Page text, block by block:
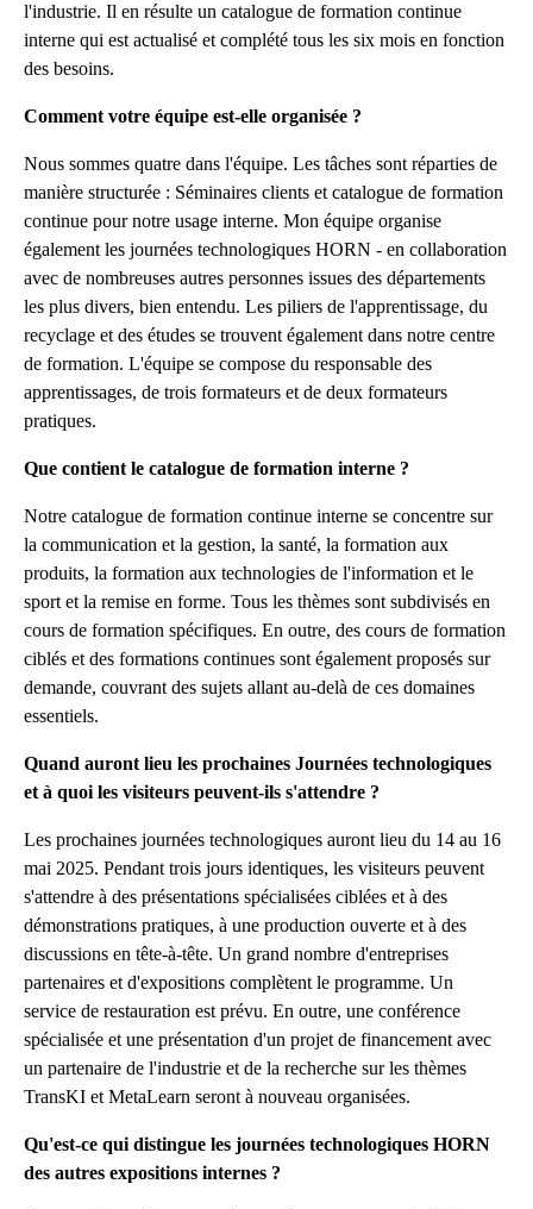
l'industrie. Il en résulte un catalogue de formation continue
interne qui est actualisé et complété tous les six mois en fonction
des besoins.
Comment votre équipe est-elle organisée ?
Nous sommes quatre dans l'équipe. Les tâches sont réparties de
manière structurée : Séminaires clients et catalogue de formation
continue pour notre usage interne. Mon équipe organise
également les journées technologiques HORN - en collaboration
avec de nombreuses autres personnes issues des départements
les plus divers, bien entendu. Les piliers de l'apprentissage, du
recyclage et des études se trouvent également dans notre centre
de formation. L'équipe se compose du responsable des
apprentissages, de trois formateurs et de deux formateurs
pratiques.
Que contient le catalogue de formation interne ?
Notre catalogue de formation continue interne se concentre sur
la communication et la gestion, la santé, la formation aux
produits, la formation aux technologies de l'information et le
sport et la remise en forme. Tous les thèmes sont subdivisés en
cours de formation spécifiques. En outre, des cours de formation
ciblés et des formations continues sont également proposés sur
demande, couvrant des sujets allant au-delà de ces domaines
essentiels.
Quand auront lieu les prochaines Journées technologiques
et à quoi les visiteurs peuvent-ils s'attendre ?
Les prochaines journées technologiques auront lieu du 14 au 16
mai 2025. Pendant trois jours identiques, les visiteurs peuvent
s'attendre à des présentations spécialisées ciblées et à des
démonstrations pratiques, à une production ouverte et à des
discussions en tête-à-tête. Un grand nombre d'entreprises
partenaires et d'expositions complètent le programme. Un
service de restauration est prévu. En outre, une conférence
spécialisée et une présentation d'un projet de financement avec
un partenaire de l'industrie et de la recherche sur les thèmes
TransKI et MetaLearn seront à nouveau organisées.
Qu'est-ce qui distingue les journées technologiques HORN
des autres expositions internes ?